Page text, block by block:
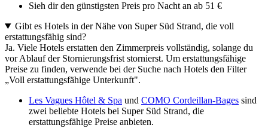
Sieh dir den günstigsten Preis pro Nacht an ab 51 €
Gibt es Hotels in der Nähe von Super Süd Strand, die voll
erstattungsfähig sind?
Ja. Viele Hotels erstatten den Zimmerpreis vollständig, solange du
vor Ablauf der Stornierungsfrist stornierst. Um erstattungsfähige
Preise zu finden, verwende bei der Suche nach Hotels den Filter
„Voll erstattungsfähige Unterkunft".
Les Vagues Hôtel & Spa und COMO Cordeillan‑Bages sind
zwei beliebte Hotels bei Super Süd Strand, die
erstattungsfähige Preise anbieten.